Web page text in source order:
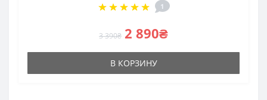
1
3 390₴ 2 890₴
В КОРЗИНУ